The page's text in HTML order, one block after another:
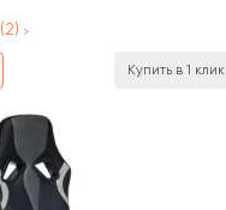
(2)
Купить в 1 клик